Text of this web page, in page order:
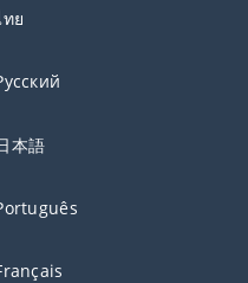
ทย
本語